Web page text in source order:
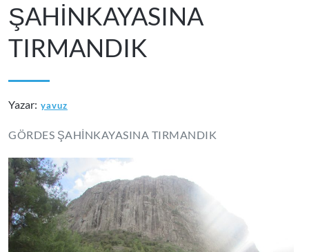
ŞAHİNKAYASINA
TIRMANDIK
Yazar: yavuz
GÖRDES ŞAHİNKAYASINA TIRMANDIK